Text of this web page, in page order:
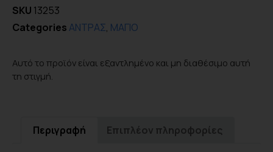
SKU 13253
CategoriesΑΝΤΡΑΣ, ΜΑΓΙΟ
Αυτό το προϊόν είναι εξαντλημένο και μη διαθέσιμο αυτή
τη στιγμή.
Περιγραφή Επιπλέον πληροφορίες